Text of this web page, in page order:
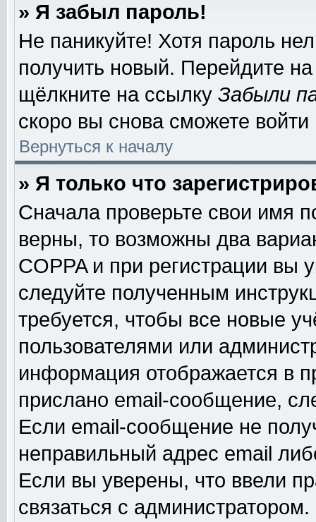
» Я забыл пароль!
Не паникуйте! Хотя пароль
получить новый. Перейдите
щёлкните на ссылку Забыли
скоро вы снова сможете
Вернуться к началу
» Я только что
Сначала проверьте свои имя
верны, то возможны два
COPPA и при регистрации вы
следуйте полученным
требуется, чтобы все новые
пользователями или
информация отображается в
прислано email-сообщение,
Если email-сообщение не
неправильный адрес email
Если вы уверены, что ввели
связаться с администратором.